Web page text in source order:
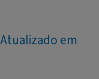
Atualizado em